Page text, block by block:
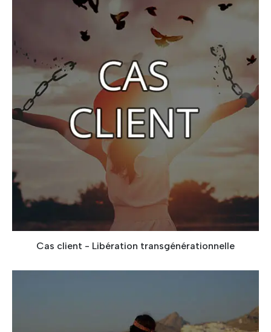
Cas client - Libération transgénérationnelle